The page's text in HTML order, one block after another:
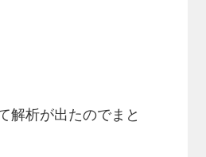
解析が出たのでまと